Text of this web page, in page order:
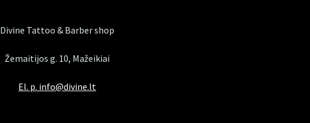
Divine Tattoo & Barber shop
Žemaitijos g. 10, Mažeikiai
El. p. info@divine.lt